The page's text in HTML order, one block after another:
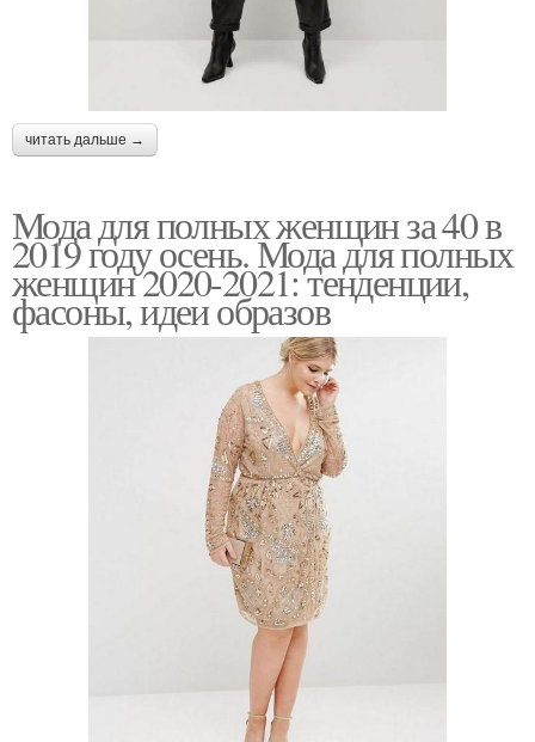
читать дальше →
Мода для полных женщин за 40 в
2019 году осень. Мода для полных
женщин 2020-2021: тенденции,
фасоны, идеи образов